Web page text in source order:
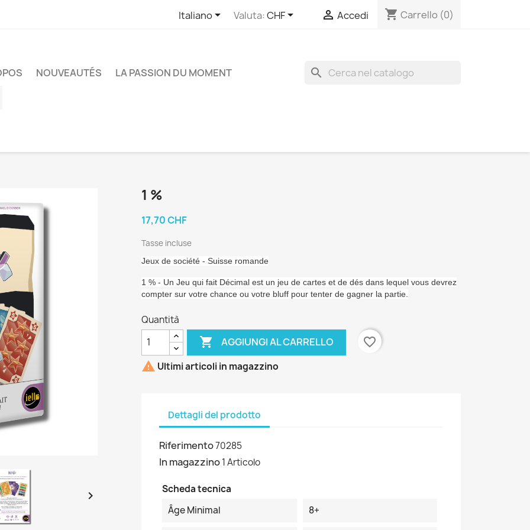
Italiano Valuta:CHF  Accedi shopping_cart Carrello (0)
NOUVEAUTÉS LA PASSION DU MOMENT search

1 %
17,70 CHF
Tasse incluse
Jeux de société - Suisse romande
1 % - Un Jeu qui fait Décimal est un jeu de cartes et de dés dans lequel vous devrez
compter sur votre chance ou votre bluff pour tenter de gagner la partie.
Quantità
 AGGIUNGI AL CARRELLO
favorite_border
 Ultimi articoli in magazzino
Dettagli del prodotto
Riferimento70285
In magazzino1 Articolo
Scheda tecnica
Âge Minimal
8+